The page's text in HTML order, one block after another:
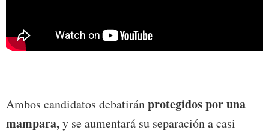
Ambos candidatos debatiránprotegidos por una
mampara,y se aumentará su separación a casi